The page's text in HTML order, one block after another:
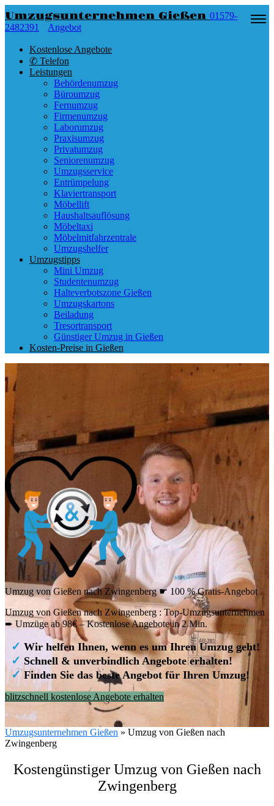
Umzugsunternehmen Gießen 01579-
2482391
Angebot
Kostenlose Angebote
✆ Telefon
Leistungen
Behördenumzug
Büroumzug
Fernumzug
Firmenumzug
Laborumzug
Praxisumzug
Privatumzug
Seniorenumzug
Umzugsservice
Entrümpelung
Klaviertransport
Möbellift
Haushaltsauflösung
Möbeltaxi
Möbelmitfahrzentrale
Umzugshelfer
Umzugstipps
Mini Umzug
Studentenumzug
Halteverbotszone Gießen
Umzugskartons
Beiladung
Tresortransport
Günstiger Umzug in Gießen
Kosten-Preise in Gießen
Umzug von Gießen nach Zwingenberg ☛ 100 % Gratis-Angebot
Umzug von Gießen nach Zwingenberg : Top-Umzugsunternehmen
➨ Umzüge ab 98€ – Kostenlose Angebote in 2 Min.
✓ Wir helfen Ihnen, wenn es um Ihren Umzug geht!
✓ Schnell & unverbindlich Angebote erhalten!
✓ Finden Sie das beste Angebot für Ihren Umzug!
blitzschnell kostenlose Angebote erhalten
Umzugsunternehmen Gießen » Umzug von Gießen nach
Zwingenberg
Kostengünstiger Umzug von Gießen nach
Zwingenberg